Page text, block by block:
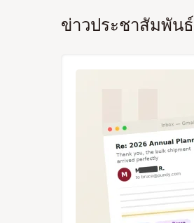
ข่าวประชาสัมพันธ์